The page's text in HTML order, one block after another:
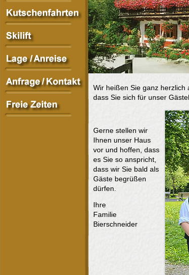
Wir heißen Sie ganz herzlich
dass Sie sich für unser
Gerne stellen wir
Ihnen unser Haus
vor und hoffen, dass
es Sie so anspricht,
dass wir Sie bald als
Gäste begrüßen
dürfen.
Ihre
Familie
Bierschneider